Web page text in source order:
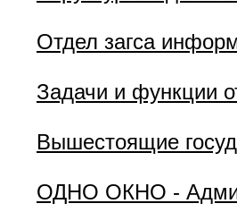
Отдел загса
Задачи и функции
Вышестоящие
ОДНО ОКНО -